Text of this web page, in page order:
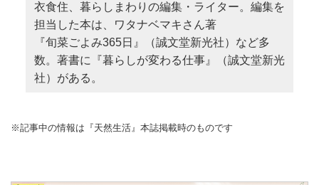
衣食住、暮らしまわりの編集・ライター。編集を
担当した本は、ワタナベマキさん著
『旬菜ごよみ365日』（誠文堂新光社）など多
数。著書に『暮らしが変わる仕事』（誠文堂新光
社）がある。
※記事中の情報は『天然生活』本誌掲載時のものです